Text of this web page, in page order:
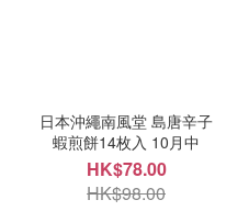
日本沖繩南風堂 島唐辛子
蝦煎餅14枚入 10月中
HK$78.00
HK$98.00